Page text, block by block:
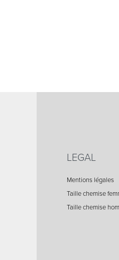
LEGAL
Mentions légales
Taille chemise
Taille chemise